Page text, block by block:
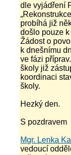
dle vyjádření
probíhá již
došlo pouze
Žádost o
k dnešnímu
ve fázi
školy již
koordinaci
školy.
Hezký den.
S pozdravem
Mgr. Lenka
vedoucí